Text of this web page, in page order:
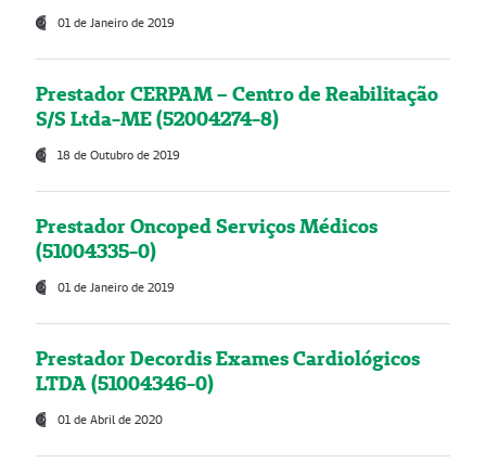
01 de Janeiro de 2019
Prestador CERPAM – Centro de Reabilitação
S/S Ltda-ME (52004274-8)
18 de Outubro de 2019
Prestador Oncoped Serviços Médicos
(51004335-0)
01 de Janeiro de 2019
Prestador Decordis Exames Cardiológicos
LTDA (51004346-0)
01 de Abril de 2020